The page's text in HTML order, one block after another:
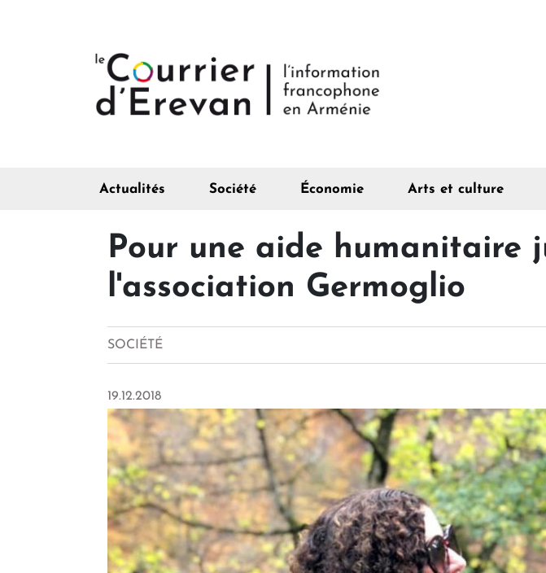
Actualités Société Économie Arts et culture
Pour une aide humanitaire
l'association Germoglio
SOCIÉTÉ
19.12.2018